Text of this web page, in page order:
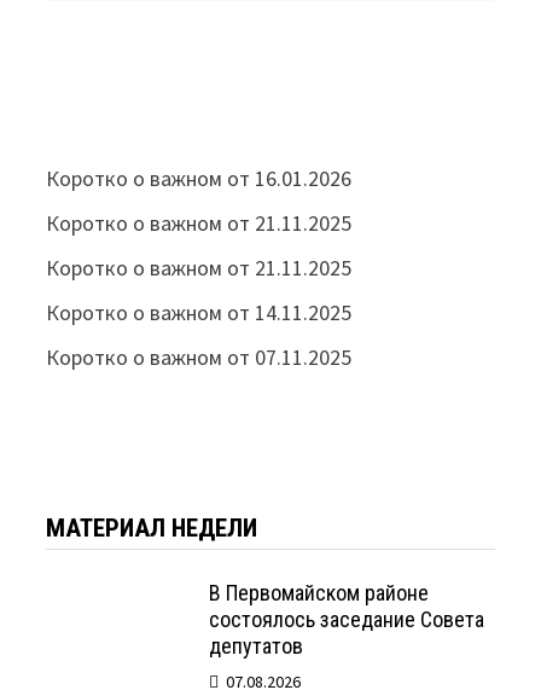
Коротко о важном от 16.01.2026
Коротко о важном от 21.11.2025
Коротко о важном от 21.11.2025
Коротко о важном от 14.11.2025
Коротко о важном от 07.11.2025
МАТЕРИАЛ НЕДЕЛИ
В Первомайском районе
состоялось заседание Совета
депутатов
07.08.2026